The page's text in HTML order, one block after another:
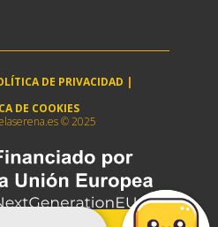
DE PRIVACIDAD |
DE COOKIES
© 2025